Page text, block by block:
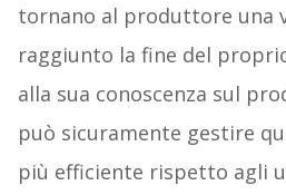
tornano al produttore una
raggiunto la fine del
alla sua conoscenza sul
può sicuramente gestire
più efficiente rispetto agli